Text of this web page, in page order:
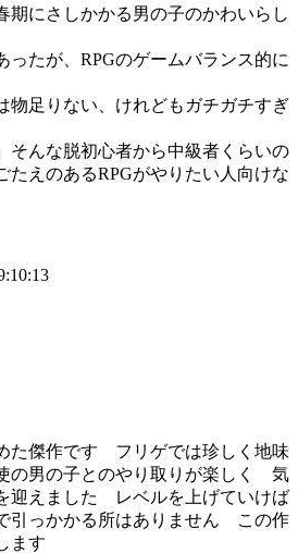
期にさしかかる男の子のかわいらし
ったが、RPGのゲームバランス的に
物足りない、けれどもガチガチすぎ
そんな脱初心者から中級者くらいの
たえのあるRPGがやりたい人向けな
た傑作です フリゲでは珍しく地味
の男の子とのやり取りが楽しく 気
迎えました レベルを上げていけば
引っかかる所はありません この作
ます